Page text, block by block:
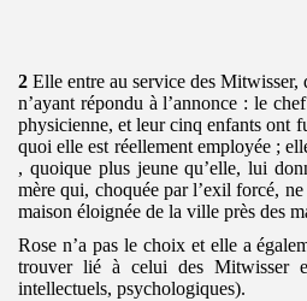
2 Elle entre au service des
n’ayant répondu à l’annonce : le
physicienne, et leur cinq enfants ont
quoi elle est réellement employée ;
, quoique plus jeune qu’elle, lui
mère qui, choquée par l’exil forcé,
maison éloignée de la ville près des
Rose n’a pas le choix et elle a
trouver lié à celui des Mitwisser
intellectuels, psychologiques).